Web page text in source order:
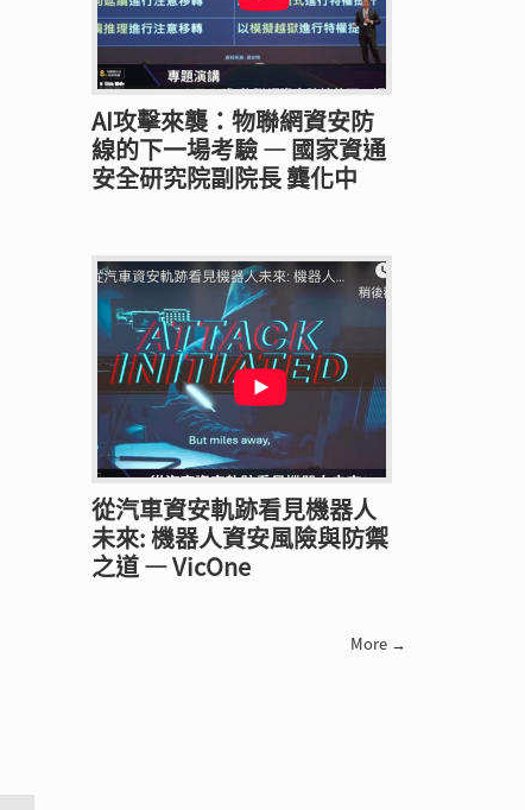
AI攻擊來襲：物聯網資安防
線的下一場考驗 — 國家資通
安全研究院副院長 龔化中
從汽車資安軌跡看見機器人
未來: 機器人資安風險與防禦
之道 — VicOne
More →